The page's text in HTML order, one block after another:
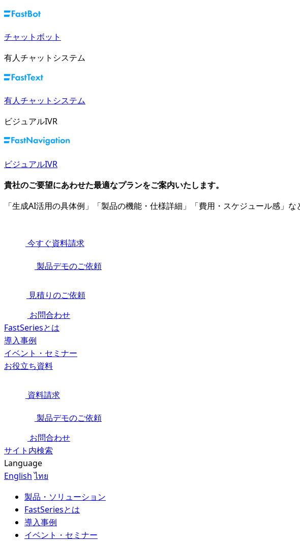
チャットボット
有人チャットシステム
有人チャットシステム
ビジュアルIVR
ビジュアルIVR
貴社のご要望にあわせた最適なプランをご案内いたします。
「生成AI活用の具体例」「製品の機能・仕様詳細」「費用・スケジュール感」
今すぐ資料請求
製品デモのご依頼
見積りのご依頼
お問合わせ
FastSeriesとは
導入事例
イベント・セミナー
お役立ち資料
資料請求
製品デモのご依頼
お問合わせ
サイト内検索
Language
English ไทย
製品・ソリューション
FastSeriesとは
導入事例
イベント・セミナー